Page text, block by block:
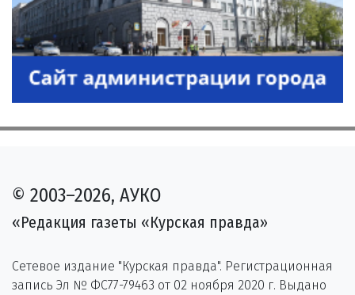
© 2003–2026, АУКО
«Редакция газеты «Курская правда»
Сетевое издание "Курская правда". Регистрационная
запись Эл № ФС77-79463 от 02 ноября 2020 г. Выдано